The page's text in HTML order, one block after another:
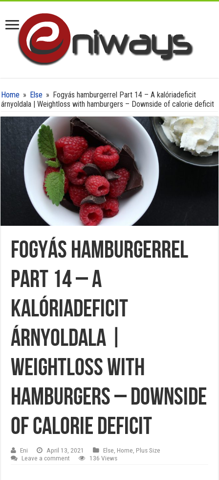
Home » Else » Fogyás hamburgerrel Part 14 – A kalóriadeficit
árnyoldala | Weightloss with hamburgers – Downside of calorie deficit
Fogyás hamburgerrel
Part 14 – A
kalóriadeficit
árnyoldala |
Weightloss with
hamburgers – Downside
of calorie deficit
Eni April 13, 2021 Else Home Plus Size
Leave a comment
136 Views